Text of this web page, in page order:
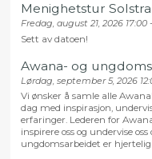
Menighetstur
Fredag, august 21, 2026
Sett av datoen!
Awana- og
Lørdag, september 5, 2026
Vi ønsker å samle alle
dag med inspirasjon,
erfaringer. Lederen for
inspirere oss og undervise
ungdomsarbeidet er